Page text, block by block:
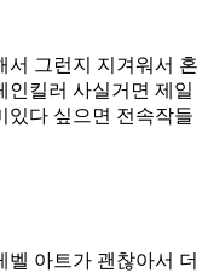
서 그런지 지겨워서 혼
인킬러 사실거면 제일
있다 싶으면 전속작들
벨 아트가 괜찮아서 더